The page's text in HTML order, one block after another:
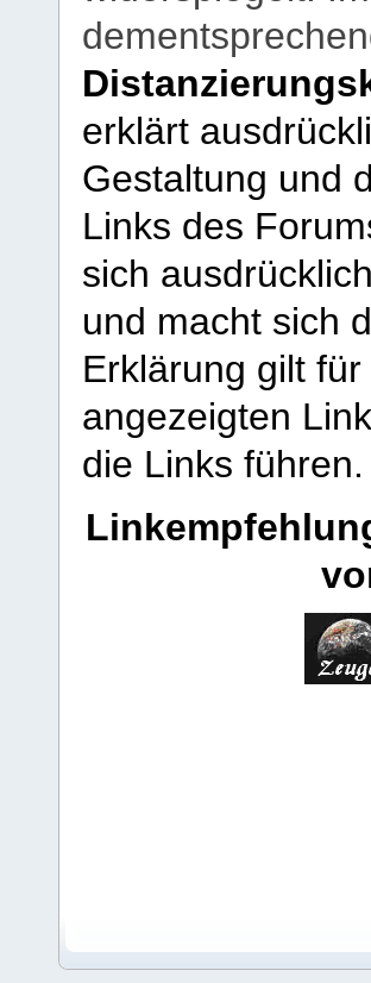
erklärt
Gestaltung und
Links des
sich
und macht sich
Erklärung gilt
angezeigten
die Links führen.